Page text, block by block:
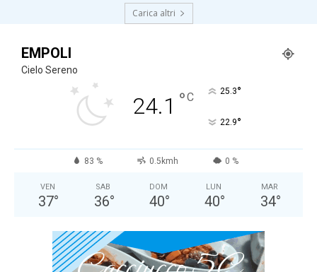
Carica altri
EMPOLI
Cielo Sereno
24.1 °C 25.3°
22.9°
83 % 0.5kmh 0 %
VEN
37°
SAB
36°
DOM
40°
LUN
40°
MAR
34°